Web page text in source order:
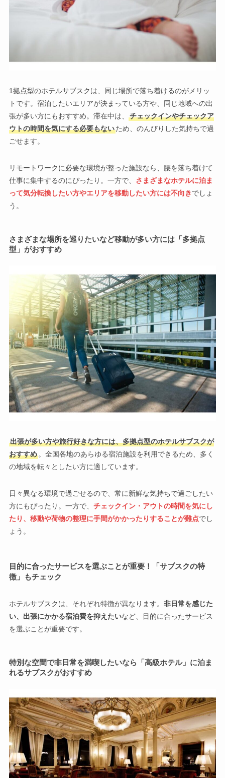
1拠点型のホテルサブスクは、同じ場所で落ち着けるのがメリッ
トです。宿泊したいエリアが決まっている方や、同じ地域への出
張が多い方にもおすすめ。滞在中は、
チェックインやチェックア
ウトの時間を気にする必要もないため、のんびりした気持ちで過
ごせます。
リモートワークに必要な環境が整った施設なら、腰を落ち着けて
仕事に集中するのにぴったり。一方で、 さまざまなホテルに泊ま
って気分転換したい方やエリアを移動したい方には不向きでしょ
う。
さまざまな場所を巡りたいなど移動が多い方には「多拠点
型」がおすすめ
出張が多い方や旅行好きな方には、多拠点型のホテルサブスクが
おすすめ。全国各地のあらゆる宿泊施設を利用できるため、多く
の地域を転々としたい方に適しています。
日々異なる環境で過ごせるので、常に新鮮な気持ちで過ごしたい
方にもぴったり。一方で、 チェックイン・アウトの時間を気にし
たり、移動や荷物の整理に手間がかかったりすることが難点でし
ょう。
目的に合ったサービスを選ぶことが重要！「サブスクの特
徴」もチェック
ホテルサブスクは、それぞれ特徴が異なります。 非日常を感じた
い、出張にかかる宿泊費を抑えたいなど、目的に合ったサービス
を選ぶことが重要です。
特別な空間で非日常を満喫したいなら「高級ホテル」に泊ま
れるサブスクがおすすめ